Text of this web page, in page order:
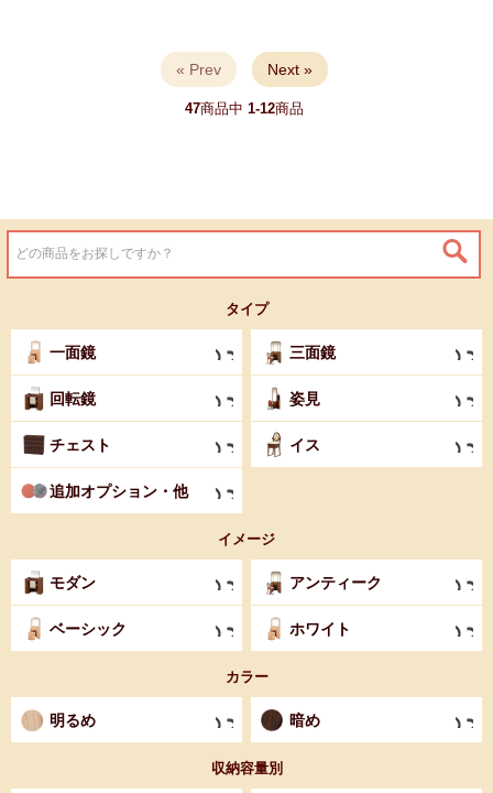
« Prev Next »
47商品中 1-12商品
タイプ
一面鏡 三面鏡
回転鏡 姿見
チェスト イス
追加オプション・他
イメージ
モダン アンティーク
ベーシック ホワイト
カラー
明るめ 暗め
収納容量別